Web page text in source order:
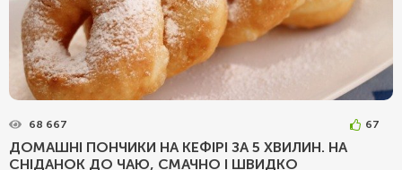
68 667 67
ДОМАШНІ ПОНЧИКИ НА КЕФІРІ ЗА 5 ХВИЛИН. НА
СНІДАНОК ДО ЧАЮ, СМАЧНО І ШВИДКО